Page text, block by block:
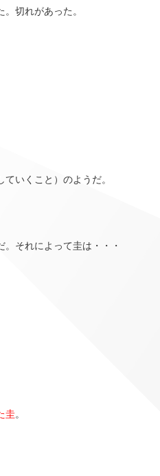
切れがあった。
いくこと）のようだ。
それによって圭は・・・
圭。